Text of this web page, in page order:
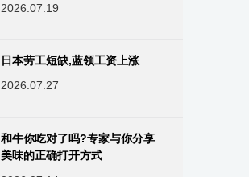
2026.07.19
日本劳工短缺,蓝领工资上涨
2026.07.27
和牛你吃对了吗?专家与你分享
美味的正确打开方式